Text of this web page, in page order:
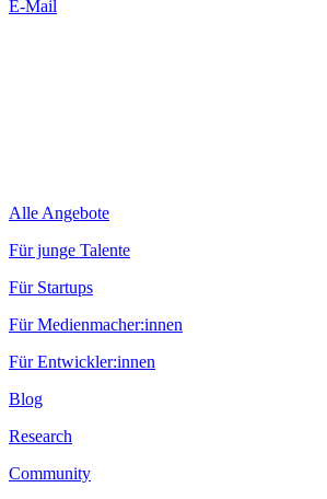
E-Mail
Alle Angebote
Für junge Talente
Für Startups
Für Medienmacher:innen
Für Entwickler:innen
Blog
Research
Community